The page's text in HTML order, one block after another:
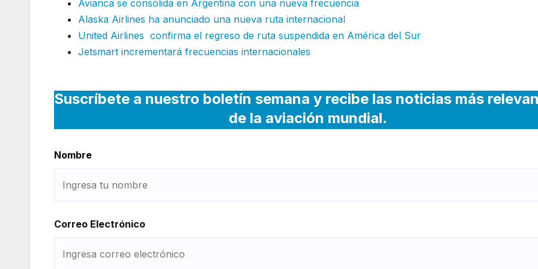
Avianca se consolida en Argentina con una nueva frecuencia
Alaska Airlines ha anunciado una nueva ruta internacional
United Airlines confirma el regreso de ruta suspendida en América del Sur
Jetsmart incrementará frecuencias internacionales
Suscríbete a nuestro boletín semana y recibe las noticias más
de la aviación mundial.
Nombre
Correo Electrónico